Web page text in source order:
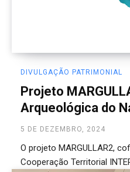
DIVULGAÇÃO PATRIMONIAL
Projeto
Arqueológica do
5 DE DEZEMBRO, 2024
O projeto MARGULLAR2,
Cooperação Territorial